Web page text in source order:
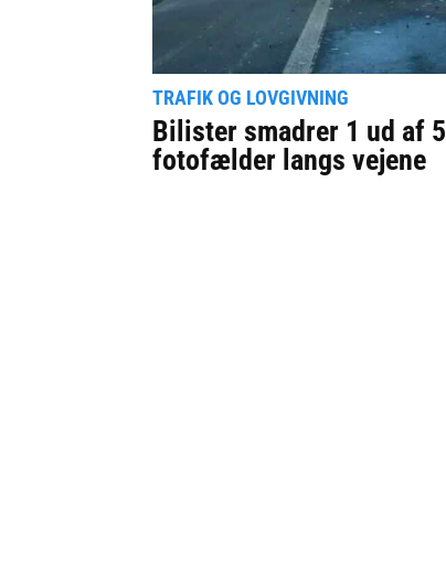
TRAFIK OG LOVGIVNING
Bilister smadrer 1 ud af 5
fotofælder langs vejene